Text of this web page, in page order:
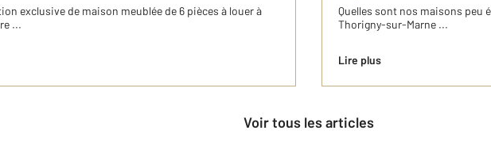
exclusive de maison meublée de 6 pièces à louer à
...
Quelles sont nos maisons peu
Thorigny-sur-Marne ...
Lire plus
Voir tous les articles